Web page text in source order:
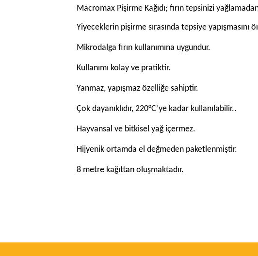
Macromax Pişirme Kağıdı; fırın tepsinizi
Yiyeceklerin pişirme sırasında tepsiye
Mikrodalga fırın kullanımına uygundur.
Kullanımı kolay ve pratiktir.
Yanmaz, yapışmaz özelliğe sahiptir.
Çok dayanıklıdır, 220°C’ye kadar kullanılabilir..
Hayvansal ve bitkisel yağ içermez.
Hijyenik ortamda el değmeden paketlenmiştir.
8 metre kağıttan oluşmaktadır.
Ürün resmi kalitesiz, bozuk veya görüntülenemiyor.